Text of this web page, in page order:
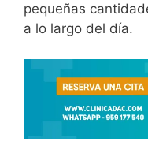
pequeñas
a lo largo del día.